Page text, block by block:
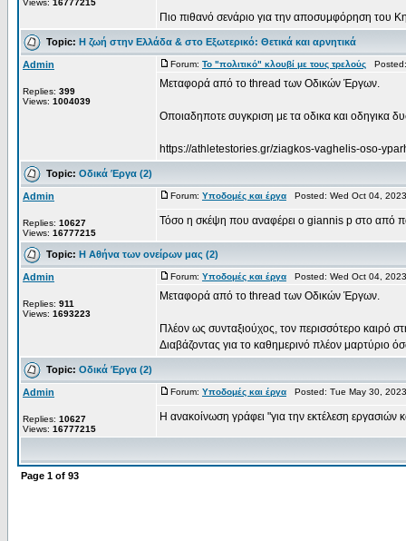
Views: 16777215
Πιο πιθανό σενάριο για την αποσυμφόρηση του
Topic: Η ζωή στην Ελλάδα & στο Εξωτερικό: Θετικά και αρνητικά
Admin
Replies: 399
Views: 1004039
Forum: Το "πολιτικό" κλουβί με τους τρελούς
Μεταφορά από το thread των Οδικών Έργων.
Οποιαδηποτε συγκριση με τα οδικα και οδηγικα
https://athletestories.gr/ziagkos-vaghelis-oso-
Topic: Οδικά Έργα (2)
Admin
Replies: 10627
Views: 16777215
Forum: Υποδομές και έργα Posted: Wed Oct 04,
Τόσο η σκέψη που αναφέρει ο giannis p στο από
Topic: Η Αθήνα των ονείρων μας (2)
Admin
Replies: 911
Views: 1693223
Forum: Υποδομές και έργα Posted: Wed Oct 04,
Μεταφορά από το thread των Οδικών Έργων.
Πλέον ως συνταξιούχος, τον περισσότερο καιρό
Διαβάζοντας για το καθημερινό πλέον μαρτύριο
Topic: Οδικά Έργα (2)
Admin
Replies: 10627
Views: 16777215
Forum: Υποδομές και έργα Posted: Tue May 30,
Η ανακοίνωση γράφει "για την εκτέλεση εργασιών
Page 1 of 93